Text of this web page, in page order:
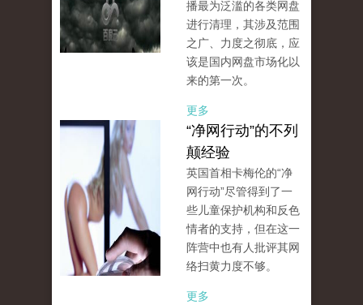
播最为泛滥的各类网盘
进行清理，其涉及范围
之广、力度之彻底，应
该是国内网盘市场化以
来的第一次。
更多
“净网行动”的不列
颠经验
英国首相卡梅伦的“净
网行动”尽管得到了一
些儿童保护机构和反色
情者的支持，但在这一
阵营中也有人批评其网
络扫黄力度不够。
更多